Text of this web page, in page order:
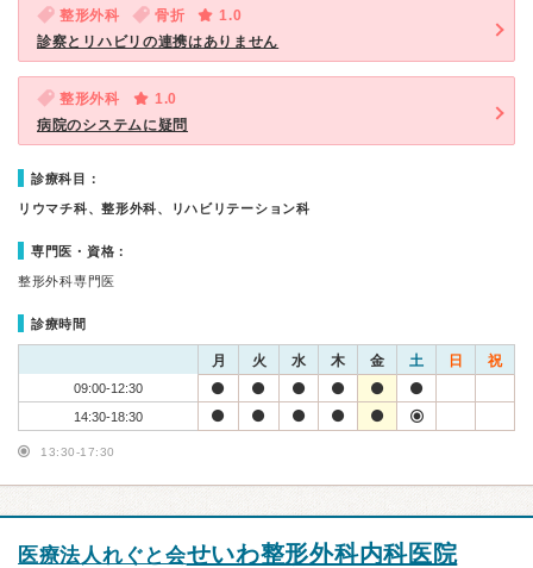
整形外科 骨折
1.0
診察とリハビリの連携はありません
整形外科
1.0
病院のシステムに疑問
診療科目：
リウマチ科、整形外科、リハビリテーション科
専門医・資格：
整形外科専門医
診療時間
月 火 水 木 金 土 日 祝
09:00-12:30
14:30-18:30
13:30-17:30
医療法人れぐと会せいわ整形外科内科医院